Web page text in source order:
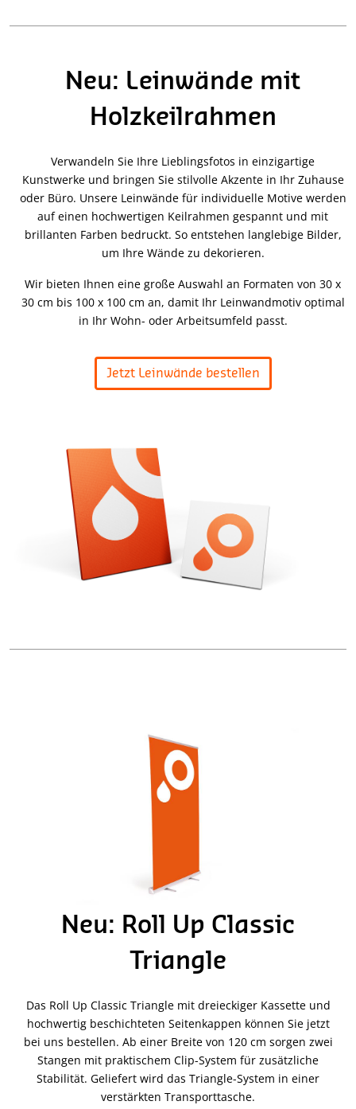
Neu: Leinwände mit
Holzkeilrahmen
Verwandeln Sie Ihre Lieblingsfotos in einzigartige
Kunstwerke und bringen Sie stilvolle Akzente in Ihr Zuhause
oder Büro. Unsere Leinwände für individuelle Motive werden
auf einen hochwertigen Keilrahmen gespannt und mit
brillanten Farben bedruckt. So entstehen langlebige Bilder,
um Ihre Wände zu dekorieren.
Wir bieten Ihnen eine große Auswahl an Formaten von 30 x
30 cm bis 100 x 100 cm an, damit Ihr Leinwandmotiv optimal
in Ihr Wohn- oder Arbeitsumfeld passt.
Jetzt Leinwände bestellen
Neu: Roll Up Classic
Triangle
Das Roll Up Classic Triangle mit dreieckiger Kassette und
hochwertig beschichteten Seitenkappen können Sie jetzt
bei uns bestellen. Ab einer Breite von 120 cm sorgen zwei
Stangen mit praktischem Clip-System für zusätzliche
Stabilität. Geliefert wird das Triangle-System in einer
verstärkten Transporttasche.